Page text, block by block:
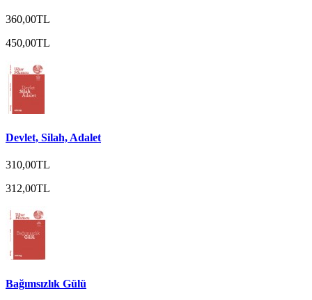
360,00TL
450,00TL
Devlet, Silah, Adalet
310,00TL
312,00TL
Bağımsızlık Gülü